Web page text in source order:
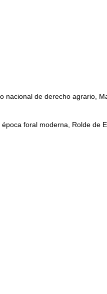
de derecho agrario,
foral moderna, Rolde de